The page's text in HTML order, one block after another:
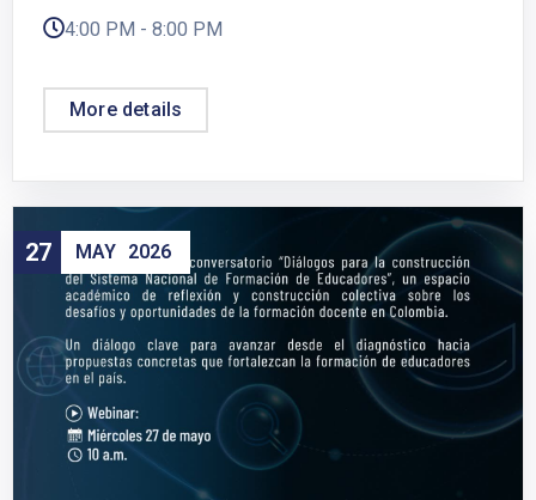
4:00 PM - 8:00 PM
More details
27 MAY 2026